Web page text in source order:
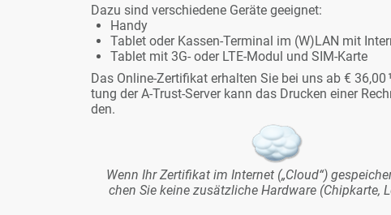
Da­zu sind ver­schie­de­ne Ge­rä­te ge­eig­net:
Han­dy
Ta­blet oder Kas­sen-Ter­mi­nal im (W)LAN mit
Ta­blet mit 3G- oder LTE-Mo­dul und SIM-Kar­te
Das On­line-Zer­ti­fi­kat er­hal­ten Sie bei uns ab € 36,00 ¹
tung der A-Trust-Ser­ver kann das Dru­cken ei­ner
den.
Wenn Ihr Zer­ti­fi­kat im In­ter­net („Cloud“)
chen Sie kei­ne zu­sätz­li­che Hard­ware (Chip­kar­te,